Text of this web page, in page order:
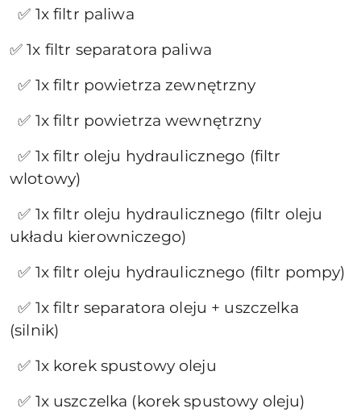
✅ 1x filtr paliwa
✅ 1x filtr separatora paliwa
✅ 1x filtr powietrza zewnętrzny
✅ 1x filtr powietrza wewnętrzny
✅ 1x filtr oleju hydraulicznego (filtr
wlotowy)
✅ 1x filtr oleju hydraulicznego (filtr oleju
układu kierowniczego)
✅ 1x filtr oleju hydraulicznego (filtr pompy)
✅ 1x filtr separatora oleju + uszczelka
(silnik)
✅ 1x korek spustowy oleju
✅ 1x uszczelka (korek spustowy oleju)